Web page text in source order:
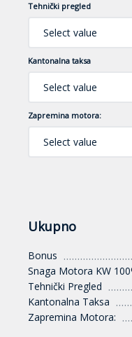
Tehnički pregled
Select value
Kantonalna taksa
Select value
Zapremina motora:
Select value
Ukupno
Bonus
Snaga Motora KW
Tehnički Pregled
Kantonalna Taksa
Zapremina Motora: